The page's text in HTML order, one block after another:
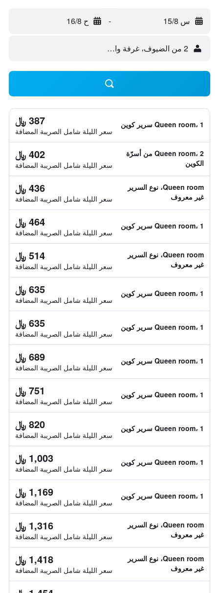
س 15/8 - ح 16/8
2 من الضيوف، غرفة واحدة
Queen room، 1 سرير كوين 387 ﷼
سعر الليلة شامل الصريبة المضافة
Queen room، 2 من أسرّة
الكوين
402 ﷼
سعر الليلة شامل الصريبة المضافة
Queen room، نوع السرير
غير معروف
436 ﷼
سعر الليلة شامل الصريبة المضافة
Queen room، 1 سرير كوين 464 ﷼
سعر الليلة شامل الصريبة المضافة
Queen room، نوع السرير
غير معروف
514 ﷼
سعر الليلة شامل الصريبة المضافة
Queen room، 1 سرير كوين 635 ﷼
سعر الليلة شامل الصريبة المضافة
Queen room، 1 سرير كوين 635 ﷼
سعر الليلة شامل الصريبة المضافة
Queen room، 1 سرير كوين 689 ﷼
سعر الليلة شامل الصريبة المضافة
Queen room، 1 سرير كوين 751 ﷼
سعر الليلة شامل الصريبة المضافة
Queen room، 1 سرير كوين 820 ﷼
سعر الليلة شامل الصريبة المضافة
Queen room، 1 سرير كوين 1,003 ﷼
سعر الليلة شامل الصريبة المضافة
Queen room، 1 سرير كوين 1,169 ﷼
سعر الليلة شامل الصريبة المضافة
Queen room، نوع السرير
غير معروف
1,316 ﷼
سعر الليلة شامل الصريبة المضافة
Queen room، نوع السرير
غير معروف
1,418 ﷼
سعر الليلة شامل الصريبة المضافة